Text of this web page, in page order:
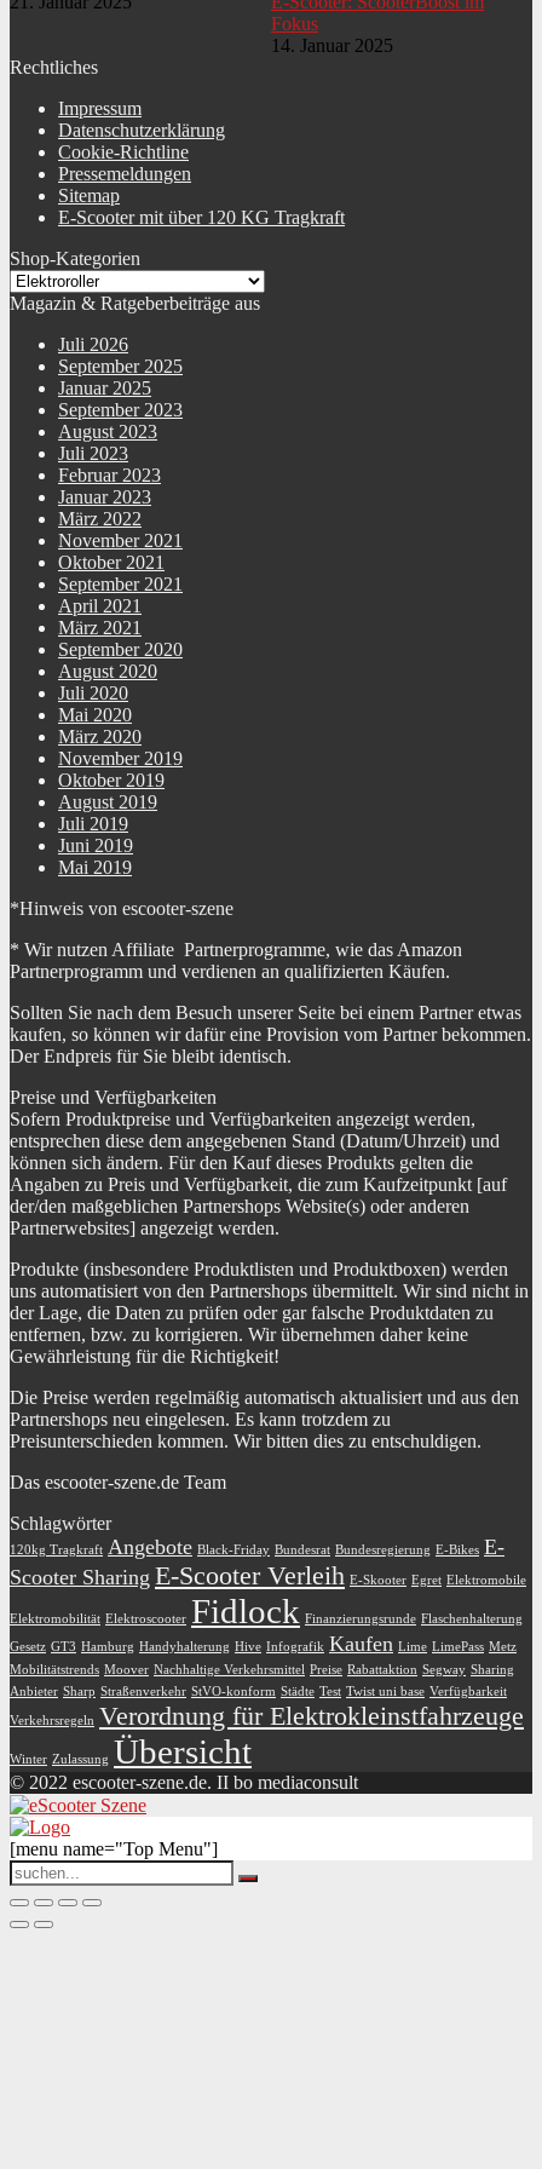
EinsteigerFortgeschrittene
Details Handgriffe rutschfestergonomisch geformtgepolstert
Bauart Hinterbremse mechanisch
Bauart Vorderbremse
Sprachen Bedienungs-
Fokus
14. Januar 2025
Rechtliches
Impressum
Datenschutzerklärung
Cookie-Richtline
Pressemeldungen
Sitemap
E-Scooter mit über 120 KG Tragkraft
Shop-Kategorien
Magazin & Ratgeberbeiträge aus
Juli 2026
September 2025
Januar 2025
September 2023
August 2023
Juli 2023
Februar 2023
Januar 2023
März 2022
November 2021
Oktober 2021
September 2021
April 2021
März 2021
September 2020
August 2020
Juli 2020
Mai 2020
März 2020
November 2019
Oktober 2019
August 2019
Juli 2019
Juni 2019
Mai 2019
*Hinweis von escooter-szene
* Wir nutzen Affiliate Partnerprogramme, wie das Amazon
Partnerprogramm und verdienen an qualifizierten Käufen.
Sollten Sie nach dem Besuch unserer Seite bei einem Partner etwas
kaufen, so können wir dafür eine Provision vom Partner bekommen.
Der Endpreis für Sie bleibt identisch.
Preise und Verfügbarkeiten
Sofern Produktpreise und Verfügbarkeiten angezeigt werden,
entsprechen diese dem angegebenen Stand (Datum/Uhrzeit) und
können sich ändern. Für den Kauf dieses Produkts gelten die
Angaben zu Preis und Verfügbarkeit, die zum Kaufzeitpunkt [auf
der/den maßgeblichen Partnershops Website(s) oder anderen
Partnerwebsites] angezeigt werden.
Produkte (insbesondere Produktlisten und Produktboxen) werden
uns automatisiert von den Partnershops übermittelt. Wir sind nicht in
der Lage, die Daten zu prüfen oder gar falsche Produktdaten zu
entfernen, bzw. zu korrigieren. Wir übernehmen daher keine
Gewährleistung für die Richtigkeit!
Die Preise werden regelmäßig automatisch aktualisiert und aus den
Partnershops neu eingelesen. Es kann trotzdem zu
Preisunterschieden kommen. Wir bitten dies zu entschuldigen.
Das escooter-szene.de Team
Schlagwörter
120kg Tragkraft Angebote Black-Friday Bundesrat Bundesregierung E-Bikes E-
Scooter Sharing E-Scooter Verleih E-Skooter Egret Elektromobile
Elektromobilität Elektroscooter Fidlock Finanzierungsrunde Flaschenhalterung
Gesetz GT3 Hamburg Handyhalterung Hive Infografik Kaufen Lime LimePass Metz
Mobilitätstrends Moover Nachhaltige Verkehrsmittel Preise Rabattaktion Segway Sharing
Anbieter Sharp Straßenverkehr StVO-konform Städte Test Twist uni base Verfügbarkeit
Verkehrsregeln Verordnung für Elektrokleinstfahrzeuge
Winter Zulassung Übersicht
© 2022 escooter-szene.de. II bo mediaconsult
[menu name="Top Menu"]